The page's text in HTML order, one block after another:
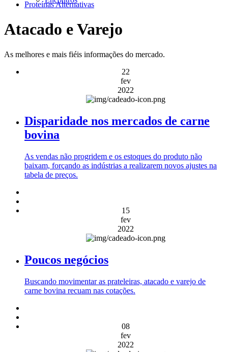
Proteínas Alternativas
Atacado e Varejo
As melhores e mais fiéis informações do mercado.
22
fev
2022
Disparidade nos mercados de carne
bovina
As vendas não progridem e os estoques do produto não
baixam, forçando as indústrias a realizarem novos ajustes na
tabela de preços.
15
fev
2022
Poucos negócios
Buscando movimentar as prateleiras, atacado e varejo de
carne bovina recuam nas cotações.
08
fev
2022